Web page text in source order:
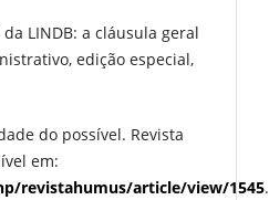
da LINDB: a cláusula geral
edição especial,
do possível. Revista
em:
revistahumus/article/view/1545.